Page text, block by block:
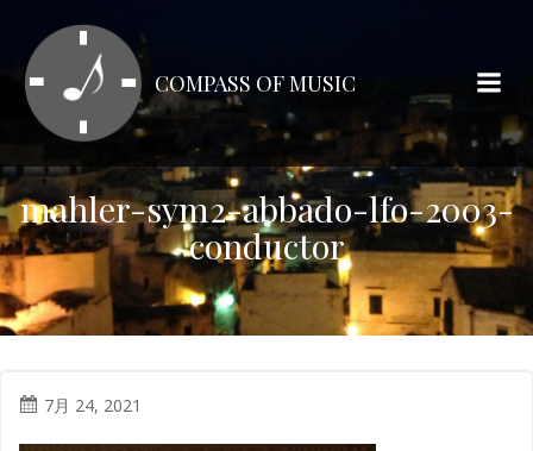
テ
ン
ツ
ス
キ
ッ
プ
COMPASS OF MUSIC
mahler-sym2-abbado-lfo-2003-
conductor
7月 24, 2021